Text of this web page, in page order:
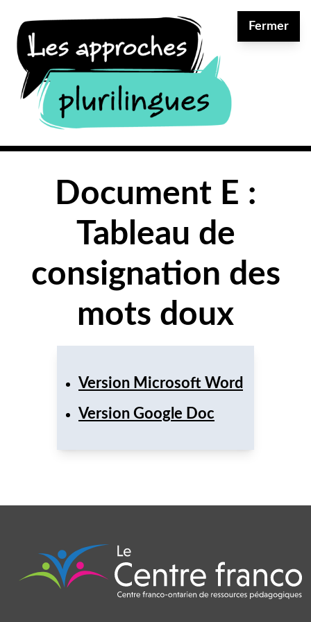
Fermer
Document E :
Tableau de
consignation des
mots doux
Version Microsoft Word
Version Google Doc